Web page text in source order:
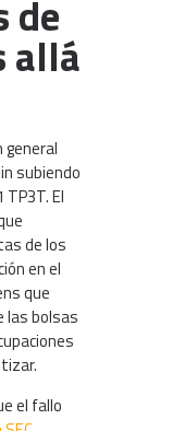
de
allá
general
subiendo
El
de los
en el
que
las bolsas
el fallo